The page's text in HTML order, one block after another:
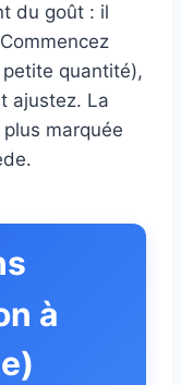
du goût : il
quantité),
ajustez. La
marquée
à